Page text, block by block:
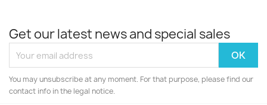
Get our latest news and special sales
You may unsubscribe at any moment. For that purpose, please find our
contact info in the legal notice.